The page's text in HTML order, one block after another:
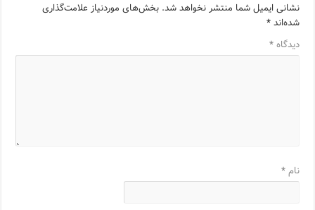
نشانی ایمیل شما منتشر نخواهد شد. بخش‌های موردنیاز علامت‌گذاری
شده‌اند*
دیدگاه*
نام*